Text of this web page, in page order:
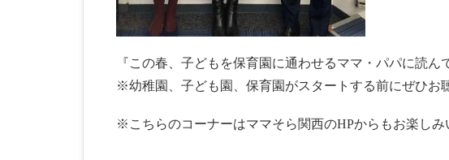
『この春、子どもを保育園に通わせるママ・パパに読ん
※幼稚園、子ども園、保育園がスタートする前にぜひお
※こちらのコーナーはママそら関西のHPからもお楽しみ